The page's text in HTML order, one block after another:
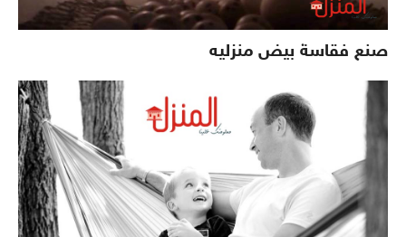
صنع فقاسة بيض منزليه